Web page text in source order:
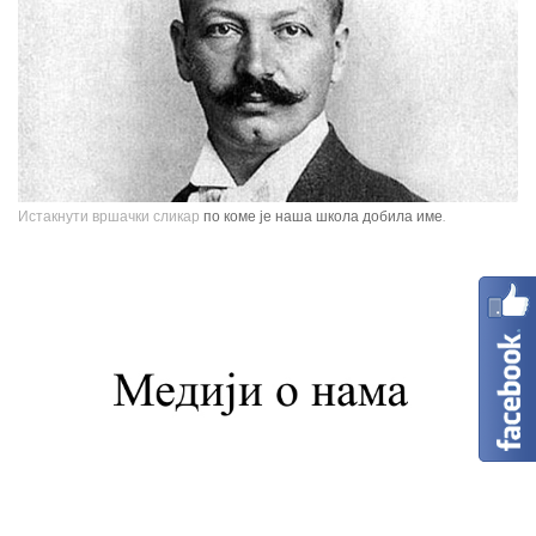
Истакнути вршачки сликар по коме је наша школа добила име.
Вршцу 16. јуна 1859. године као настарији син Стефана Јовановића,
Сликарску академију у Бечу. Боравио је једно време у Минхену, Паризу,
Америци. Од 1900. године углавном ради у Паризу и Бечу. После Првог
светског рата боравио је дуже време у Београду и Букурешту. Излагао је
на сликарским изложбама у Паризу, Бечу, Берлину, Лондону и Риму. На